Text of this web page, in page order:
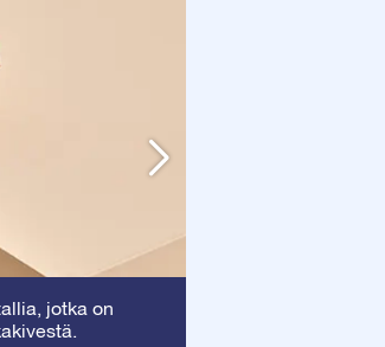
jotka on